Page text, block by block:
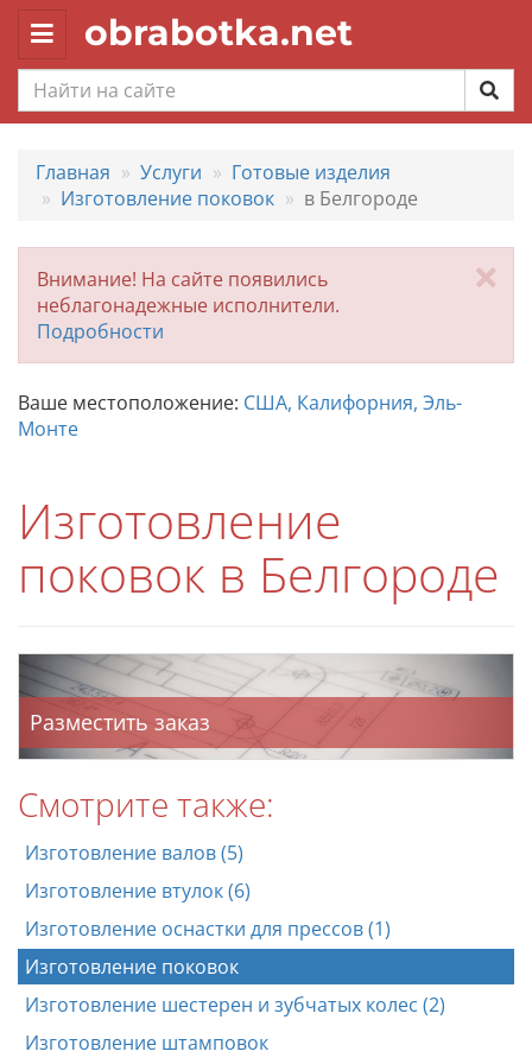
Toggle
navigation
obrabotka.net
Главная Услуги
Готовые изделия
Изготовление поковок
в Белгороде
Внимание! На сайте появились
неблагонадежные исполнители.
Подробности
Ваше местоположение: США, Калифорния, Эль-
Монте
Изготовление
поковок в Белгороде
Разместить заказ
Смотрите также:
Изготовление валов (5)
Изготовление втулок (6)
Изготовление оснастки для прессов (1)
Изготовление поковок
Изготовление шестерен и зубчатых колес (2)
Изготовление штамповок